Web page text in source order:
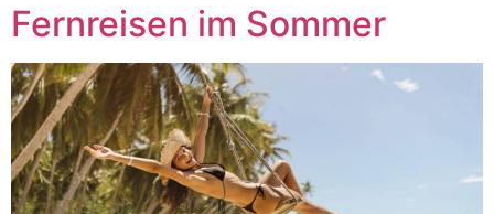
Fernreisen im Sommer